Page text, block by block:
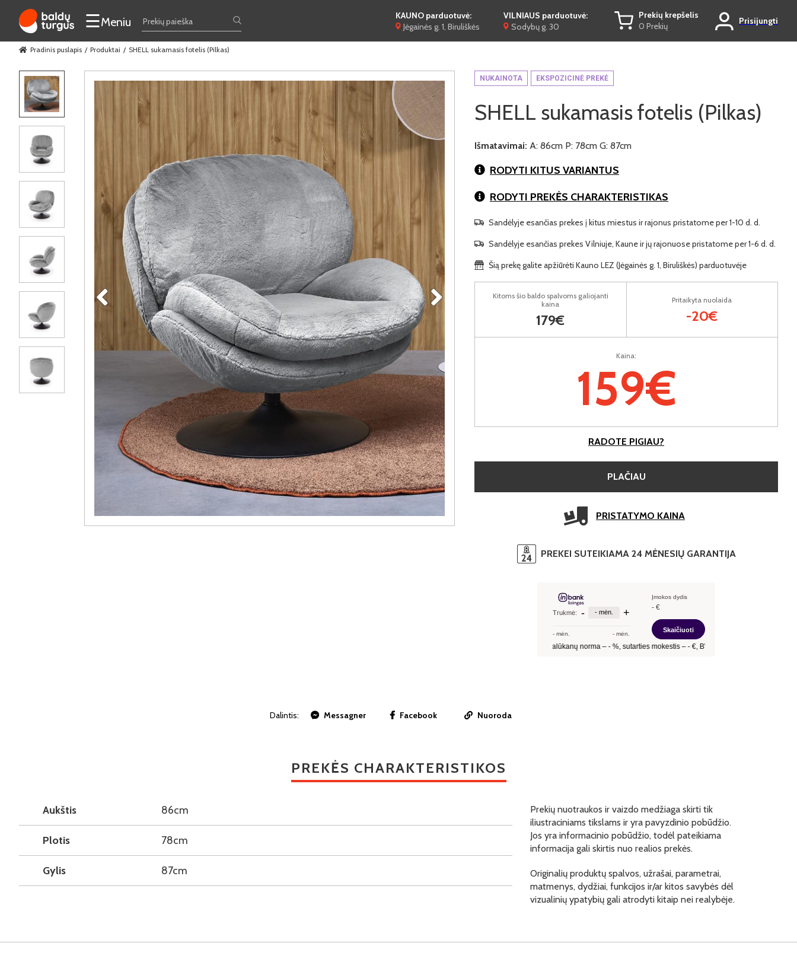
☰Meniu
KAUNO parduotuvė:
Jėgainės g. 1, Biruliškės
VILNIAUS parduotuvė:
Sodybų g. 30
Prekių krepšelis
0 Prekių
Prisijungti
Pradinis puslapis Produktai SHELL sukamasis fotelis (Pilkas)
NUKAINOTA EKSPOZICINĖ PREKĖ
SHELL sukamasis fotelis (Pilkas)
Išmatavimai: A: 86cm P: 78cm G: 87cm
RODYTI KITUS VARIANTUS
RODYTI PREKĖS CHARAKTERISTIKAS
Sandėlyje esančias prekes į kitus miestus ir rajonus pristatome per 1-10 d. d.
Sandėlyje esančias prekes Vilniuje, Kaune ir jų rajonuose pristatome per 1-6 d. d.
Šią prekę galite apžiūrėti Kauno LEZ (Jėgainės g. 1, Biruliškės) parduotuvėje
Kaina:
159€
Kitoms šio baldo spalvoms galiojanti
kaina
179€
Pritaikyta nuolaida
-20€
RADOTE PIGIAU?
PLAČIAU
PRISTATYMO KAINA
PREKEI SUTEIKIAMA 24 MĖNESIŲ GARANTIJA
Dalintis: Messagner Facebook Nuoroda
PREKĖS CHARAKTERISTIKOS
Aukštis 86cm
Plotis 78cm
Gylis 87cm
Prekių nuotraukos ir vaizdo medžiaga skirti tik
iliustraciniams tikslams ir yra pavyzdinio pobūdžio.
Jos yra informacinio pobūdžio, todėl pateikiama
informacija gali skirtis nuo realios prekės.
Originalių produktų spalvos, užrašai, parametrai,
matmenys, dydžiai, funkcijos ir/ar kitos savybės dėl
vizualinių ypatybių gali atrodyti kitaip nei realybėje.